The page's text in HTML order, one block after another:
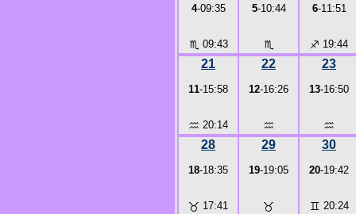
4-09:35
♏ 09:43
5-10:44
♏
6-11:51
♐ 19:44
21
11-15:58
♒ 20:14
22
12-16:26
♒
23
13-16:50
♒
28
18-18:35
♉ 17:41
29
19-19:05
♉
30
20-19:42
♊ 20:24